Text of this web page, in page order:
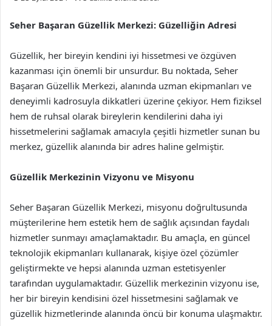
Seher Başaran Güzellik Merkezi: Güzelliğin Adresi
Güzellik, her bireyin kendini iyi hissetmesi ve özgüven
kazanması için önemli bir unsurdur. Bu noktada, Seher
Başaran Güzellik Merkezi, alanında uzman ekipmanları ve
deneyimli kadrosuyla dikkatleri üzerine çekiyor. Hem fiziksel
hem de ruhsal olarak bireylerin kendilerini daha iyi
hissetmelerini sağlamak amacıyla çeşitli hizmetler sunan bu
merkez, güzellik alanında bir adres haline gelmiştir.
Güzellik Merkezinin Vizyonu ve Misyonu
Seher Başaran Güzellik Merkezi, misyonu doğrultusunda
müşterilerine hem estetik hem de sağlık açısından faydalı
hizmetler sunmayı amaçlamaktadır. Bu amaçla, en güncel
teknolojik ekipmanları kullanarak, kişiye özel çözümler
geliştirmekte ve hepsi alanında uzman estetisyenler
tarafından uygulamaktadır. Güzellik merkezinin vizyonu ise,
her bir bireyin kendisini özel hissetmesini sağlamak ve
güzellik hizmetlerinde alanında öncü bir konuma ulaşmaktır.